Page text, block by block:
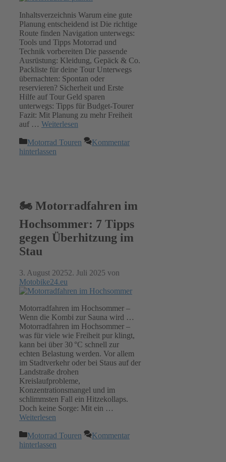
Inhaltsverzeichnis Warum eine gute
Planung entscheidend ist Die richtige
Route finden Navigation unterwegs:
Tools und Tipps Motorrad und
Technik vorbereiten Die passende
Ausrüstung: Kleidung, Gepäck & Co.
Packliste für deine Tour Unterwegs
übernachten: Spontan oder
reservieren? Sicherheit und Erste
Hilfe auf Tour Geld sparen
unterwegs: Tipps für Budget-Tourer
Fazit: Mit Planung zu mehr Freiheit
auf … Weiterlesen
Kategorien
Motorrad Touren
Kommentar
hinterlassen
🏍️ Motorradfahren im
Hochsommer: 7 Tipps
gegen Überhitzung im
Stau
3. August 20252. Juli 2025 von
Motobike24.eu
Motorradfahren im Hochsommer –
Wenn die Kombi zur Sauna wird …
Motorradfahren im Hochsommer –
was für viele wie Freiheit pur klingt,
kann bei über 30 °C schnell zur
echten Belastung werden. Vor allem
im Stadtverkehr oder bei Staus auf der
Landstraße drohen
Kreislaufprobleme,
Konzentrationsmangel und im
schlimmsten Fall ein Hitzekollaps.
Doch keine Sorge: Mit ein …
Weiterlesen
Kategorien
Motorrad Touren
Kommentar
hinterlassen